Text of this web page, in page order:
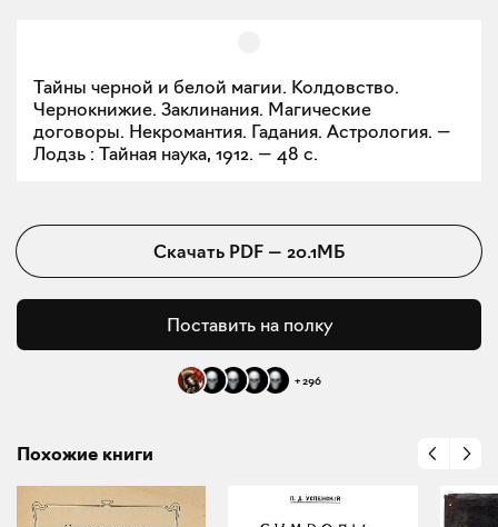
Тайны черной и белой магии. Колдовство.
Чернокнижие. Заклинания. Магические
договоры. Некромантия. Гадания. Астрология. —
Лодзь : Тайная наука, 1912. — 48 с.
Скачать PDF — 20.1МБ
Поставить на полку
+296
Похожие книги